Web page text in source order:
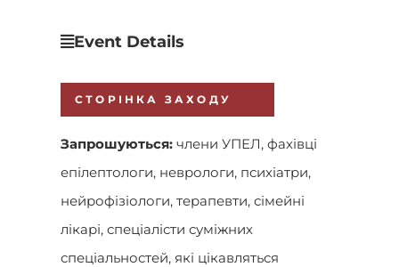
Event Details
СТОРІНКА ЗАХОДУ
Запрошуються: члени УПЕЛ, фахівці
епілептологи, неврологи, психіатри,
нейрофізіологи, терапевти, сімейні
лікарі, спеціалісти суміжних
спеціальностей, які цікавляться